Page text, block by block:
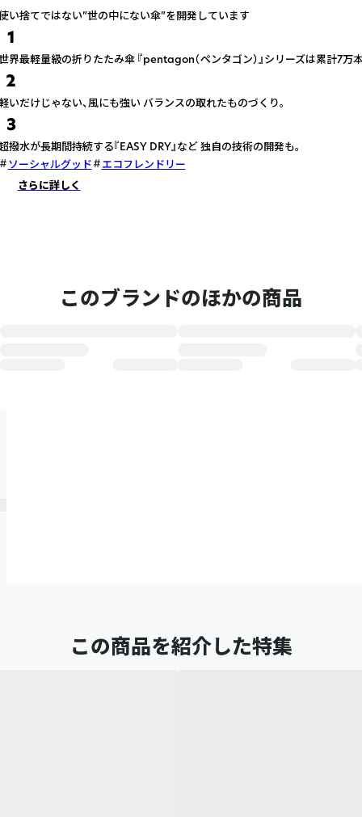
い捨てではない”世の中にない傘”を開発しています
1
界最軽量級の折りたたみ傘 『pentagon（ペンタゴン）』シリーズは累計7万
2
いだけじゃない、風にも強い バランスの取れたものづくり。
3
撥水が長期間持続する『EASY DRY』など 独自の技術の開発も。
ソーシャルグッド
エコフレンドリー
さらに詳しく
このブランドのほかの商品
この商品を紹介した特集